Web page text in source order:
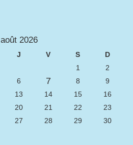
août 2026
J V S
D
1
2
6 7 8
9
13 14 15
16
20 21 22
23
27 28 29
30